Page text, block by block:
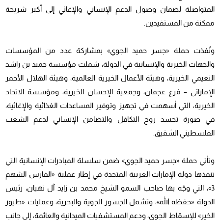
المتواصلة لضمان وصول الدعم الإنساني والإغاثي إلى أكبر شريحة
ممكنة من المستفيدين.
ونُفذت حملة «جسر حميد الجوي» بمشاركة عدد من المؤسسات
والجهات الخيرية والإنسانية في الدولة، شملت مؤسسة حميد بن راشد
النعيمي الخيرية، وهيئة الأعمال الخيرية العالمية، وهيئة الهلال الأحمر
الإماراتي – فرع عجمان، وجمعية الإحسان الخيرية، ومؤسسة الاتحاد
الخيرية، التي أسهمت في تجهيز وتوفير المساعدات الغذائية والإغاثية،
في صورة تجسد روح التكافل والتضامن الإنساني لدعم الشعب
الفلسطيني الشقيق.
وتأتي حملة «جسر حميد الجوي» ضمن سلسلة المبادرات الإنسانية التي
تنفذها دولة الإمارات العربية المتحدة في إطار عملية «الفارس الشهم
3»، التي وجّه بها صاحب السمو الشيخ محمد بن زايد آل نهيان، رئيس
الدولة «حفظه الله»، وتشمل الجسور الجوية والبحرية، وعمليات «طيور
الخير» للإسقاط الجوي، ودعم المستشفيات الميدانية والعائمة، إلى جانب